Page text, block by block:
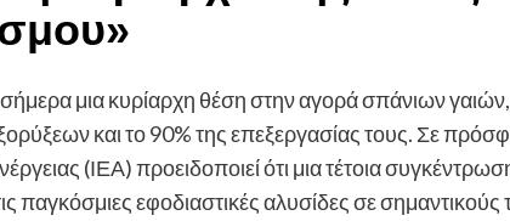
σήμερα μια κυρίαρχη θέση στην αγορά σπάνιων
και το 90% της επεξεργασίας τους. Σε
(ΙΕΑ) προειδοποιεί ότι μια τέτοια
παγκόσμιες εφοδιαστικές αλυσίδες σε σημαντικούς